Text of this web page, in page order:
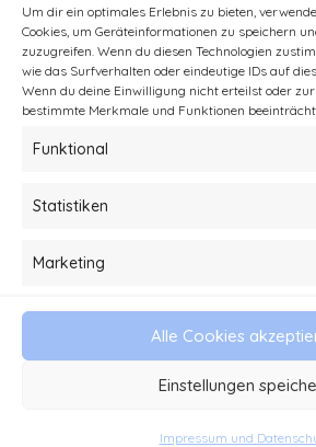
Um dir ein optimales Erlebnis zu bieten,
Cookies, um Geräteinformationen zu speichern
zuzugreifen. Wenn du diesen Technologien
wie das Surfverhalten oder eindeutige IDs auf
Wenn du deine Einwilligung nicht erteilst oder
bestimmte Merkmale und Funktionen
Funktional
Statistiken
Marketing
Alle Cookies
Einstellungen
Impressum und
© 2026 My happy Sunshine -
Baader